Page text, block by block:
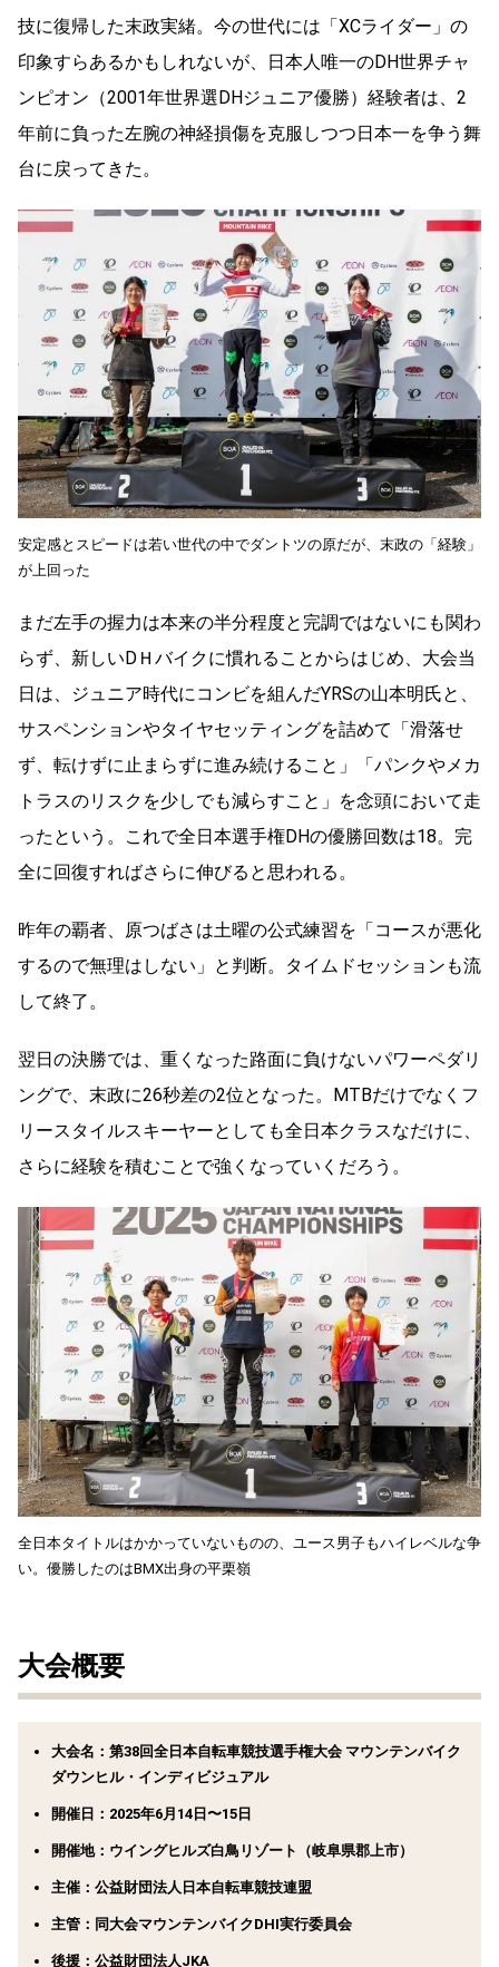
技に復帰した末政実緒。今の世代には「XCライダー」の
印象すらあるかもしれないが、日本人唯一のDH世界チャ
ンピオン（2001年世界選DHジュニア優勝）経験者は、2
年前に負った左腕の神経損傷を克服しつつ日本一を争う舞
台に戻ってきた。
安定感とスピードは若い世代の中でダントツの原だが、末政の「経験」
が上回った
まだ左手の握力は本来の半分程度と完調ではないにも関わ
らず、新しいDＨバイクに慣れることからはじめ、大会当
日は、ジュニア時代にコンビを組んだYRSの山本明氏と、
サスペンションやタイヤセッティングを詰めて「滑落せ
ず、転けずに止まらずに進み続けること」「パンクやメカ
トラスのリスクを少しでも減らすこと」を念頭において走
ったという。これで全日本選手権DHの優勝回数は18。完
全に回復すればさらに伸びると思われる。
昨年の覇者、原つばさは土曜の公式練習を「コースが悪化
するので無理はしない」と判断。タイムドセッションも流
して終了。
翌日の決勝では、重くなった路面に負けないパワーペダリ
ングで、末政に26秒差の2位となった。MTBだけでなくフ
リースタイルスキーヤーとしても全日本クラスなだけに、
さらに経験を積むことで強くなっていくだろう。
全日本タイトルはかかっていないものの、ユース男子もハイレベルな争
い。優勝したのはBMX出身の平栗嶺
大会概要
大会名： 第38回全日本自転車競技選手権大会 マウンテンバイク
ダウンヒル・インディビジュアル
開催日： 2025年6月14日〜15日
開催地： ウイングヒルズ白鳥リゾート（岐阜県郡上市）
主催： 公益財団法人日本自転車競技連盟
主管： 同大会マウンテンバイクDHI実行委員会
後援： 公益財団法人JKA